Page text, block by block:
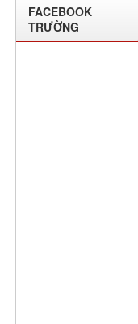
FACEBOOK
TRƯỜNG